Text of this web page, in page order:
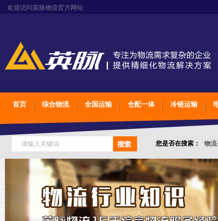
欢迎访问英脉物流官方网站
首页 综合物流 全国运输 仓配一体 冷链运输
您是否在搜索： 物
仓储综合专业定制物